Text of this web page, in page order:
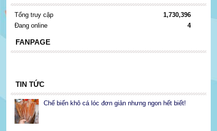
Tổng truy cập
1,730,396
Đang online
4
FANPAGE
TIN TỨC
Chế biến khô cá lóc đơn giản nhưng ngon hết biết!